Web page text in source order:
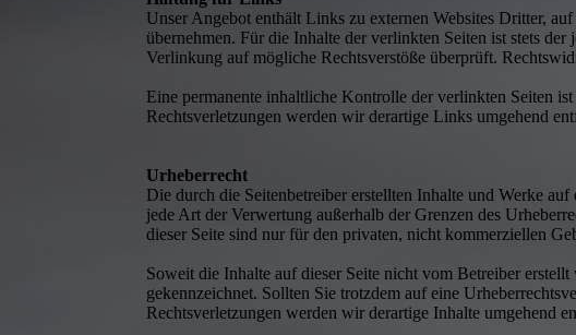
Unser Angebot enthält Links zu externen Websites Dritter,
übernehmen. Für die Inhalte der verlinkten Seiten ist stets
Verlinkung auf mögliche Rechtsverstöße überprüft.
Eine permanente inhaltliche Kontrolle der verlinkten Seiten
Rechtsverletzungen werden wir derartige Links umgehend
Urheberrecht
Die durch die Seitenbetreiber erstellten Inhalte und Werke
jede Art der Verwertung außerhalb der Grenzen des
dieser Seite sind nur für den privaten, nicht kommerziellen
Soweit die Inhalte auf dieser Seite nicht vom Betreiber
gekennzeichnet. Sollten Sie trotzdem auf eine
Rechtsverletzungen werden wir derartige Inhalte umgehend